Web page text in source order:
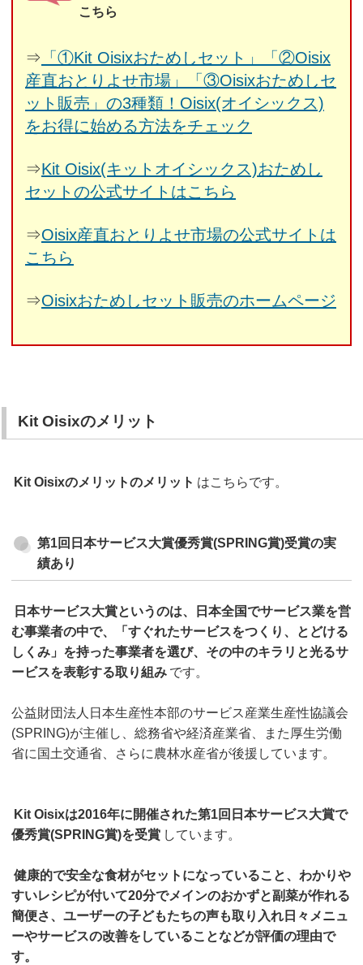
こちら
⇒ 「①Kit Oisixおためしセット」「②Oisix
産直おとりよせ市場」「③Oisixおためしセ
ット販売」の3種類！Oisix(オイシックス)
をお得に始める方法をチェック
⇒Kit Oisix(キットオイシックス)おためし
セットの公式サイトはこちら
⇒Oisix産直おとりよせ市場の公式サイトは
こちら
⇒Oisixおためしセット販売のホームページ
Kit Oisixのメリット
Kit Oisixのメリットのメリット はこちらです。
第1回日本サービス大賞優秀賞(SPRING賞)受賞の実
績あり
日本サービス大賞というのは、日本全国でサービス業を営
む事業者の中で、「すぐれたサービスをつくり、とどける
しくみ」を持った事業者を選び、その中のキラリと光るサ
ービスを表彰する取り組み です。
公益財団法人日本生産性本部のサービス産業生産性協議会
(SPRING)が主催し、総務省や経済産業省、また厚生労働
省に国土交通省、さらに農林水産省が後援しています。
Kit Oisixは2016年に開催された第1回日本サービス大賞で
優秀賞(SPRING賞)を受賞 しています。
健康的で安全な食材がセットになっていること、わかりや
すいレシピが付いて20分でメインのおかずと副菜が作れる
簡便さ、ユーザーの子どもたちの声も取り入れ日々メニュ
ーやサービスの改善をしていることなどが評価の理由で
す。